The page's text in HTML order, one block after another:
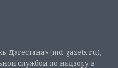
Дагестана» (md-gazeta.ru),
службой по надзору в